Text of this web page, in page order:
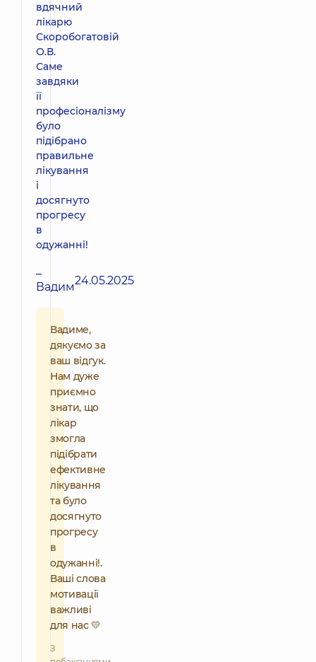
вдячний
лікарю
Скоробогатовій
О.В.
Саме
завдяки
її
професіоналізму
було
підібрано
правильне
лікування
і
досягнуто
прогресу
в
одужанні!
–
Вадим24.05.2025
Вадиме,
дякуємо за
ваш відгук.
Нам дуже
приємно
знати, що
лікар
змогла
підібрати
ефективне
лікування
та було
досягнуто
прогресу
в
одужанні!.
Ваші слова
мотивації
важливі
для нас 💛
З